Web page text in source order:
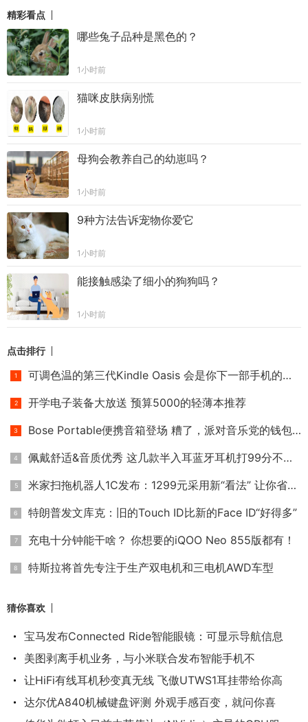
精彩看点
哪些兔子品种是黑色的？
1小时前
猫咪皮肤病别慌
1小时前
母狗会教养自己的幼崽吗？
1小时前
9种方法告诉宠物你爱它
1小时前
能接触感染了细小的狗狗吗？
1小时前
点击排行
可调色温的第三代Kindle Oasis 会是你下一部手机的选择吗？
开学电子装备大放送 预算5000的轻薄本推荐
Bose Portable便携音箱登场 糟了，派对音乐党的钱包不保！
佩戴舒适&音质优秀 这几款半入耳蓝牙耳机打99分不过分！
米家扫拖机器人1C发布：1299元采用新“看法” 让你省时省力又省
特朗普发文库克：旧的Touch ID比新的Face ID“好得多”
充电十分钟能干啥？ 你想要的iQOO Neo 855版都有！
特斯拉将首先专注于生产双电机和三电机AWD车型
猜你喜欢
宝马发布Connected Ride智能眼镜：可显示导航信息
美图剥离手机业务，与小米联合发布智能手机不
让HiFi有线耳机秒变真无线 飞傲UTWS1耳挂带给你高
达尔优A840机械键盘评测 外观手感百变，就问你喜